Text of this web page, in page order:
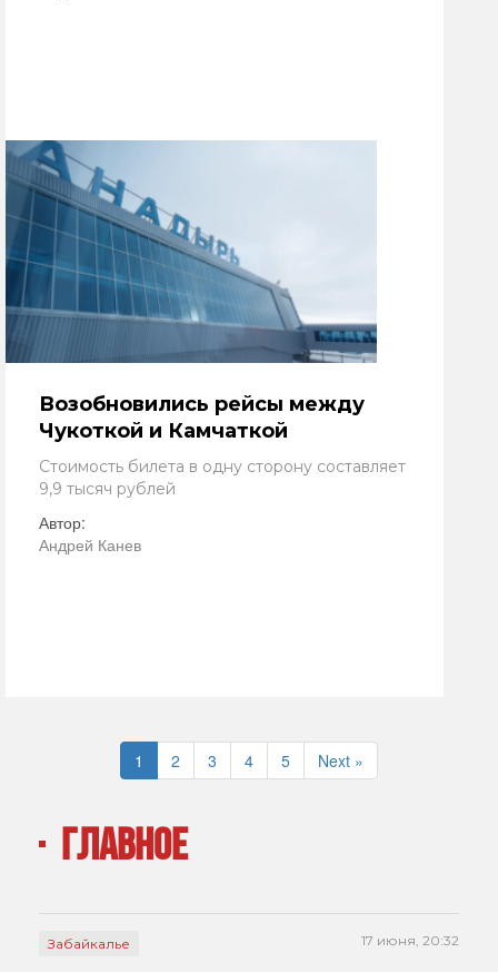
Возобновились рейсы между
Чукоткой и Камчаткой
Стоимость билета в одну сторону составляет
9,9 тысяч рублей
Автор:
Андрей Канев
1 2 3 4 5 Next »
ГЛАВНОЕ
Забайкалье 17 июня, 20:32